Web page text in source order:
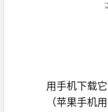
用手机下载
（苹果手机